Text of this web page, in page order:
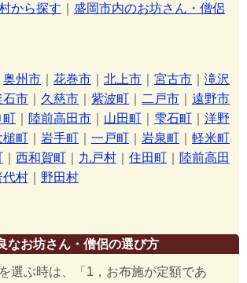
から探す
盛岡市内のお坊さん・僧侶
奥州市 花巻市 北上市 宮古市
滝沢
石市 久慈市 紫波町 二戸市
遠野市
町 陸前高田市 山田町 雫石町
洋野
槌町 岩手町 一戸町 岩泉町
軽米町
西和賀町 九戸村 住田町
陸前高田
代村 野田村
なお坊さん・僧侶の選び方
選ぶ時は、「1，お布施が定額であ